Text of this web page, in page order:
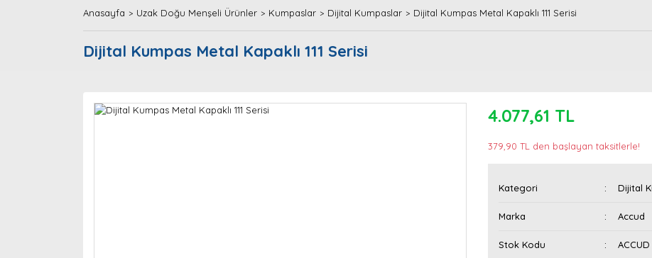
Anasayfa Uzak Doğu Menşeli Ürünler Kumpaslar Dijital Kumpaslar Dijital Kumpas Metal Kapaklı 111 Serisi
Dijital Kumpas Metal Kapaklı 111 Serisi
4.077,61 TL
379,90 TL den başlayan taksitlerle!
Kategori Dijital
Marka Accud
Stok Kodu ACCUD